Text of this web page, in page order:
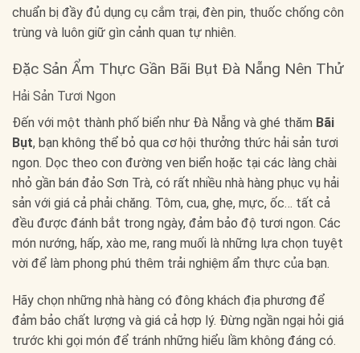
chuẩn bị đầy đủ dụng cụ cắm trại, đèn pin, thuốc chống côn
trùng và luôn giữ gìn cảnh quan tự nhiên.
Đặc Sản Ẩm Thực Gần Bãi Bụt Đà Nẵng Nên Thử
Hải Sản Tươi Ngon
Đến với một thành phố biển như Đà Nẵng và ghé thăm Bãi
Bụt, bạn không thể bỏ qua cơ hội thưởng thức hải sản tươi
ngon. Dọc theo con đường ven biển hoặc tại các làng chài
nhỏ gần bán đảo Sơn Trà, có rất nhiều nhà hàng phục vụ hải
sản với giá cả phải chăng. Tôm, cua, ghẹ, mực, ốc… tất cả
đều được đánh bắt trong ngày, đảm bảo độ tươi ngon. Các
món nướng, hấp, xào me, rang muối là những lựa chọn tuyệt
vời để làm phong phú thêm trải nghiệm ẩm thực của bạn.
Hãy chọn những nhà hàng có đông khách địa phương để
đảm bảo chất lượng và giá cả hợp lý. Đừng ngần ngại hỏi giá
trước khi gọi món để tránh những hiểu lầm không đáng có.